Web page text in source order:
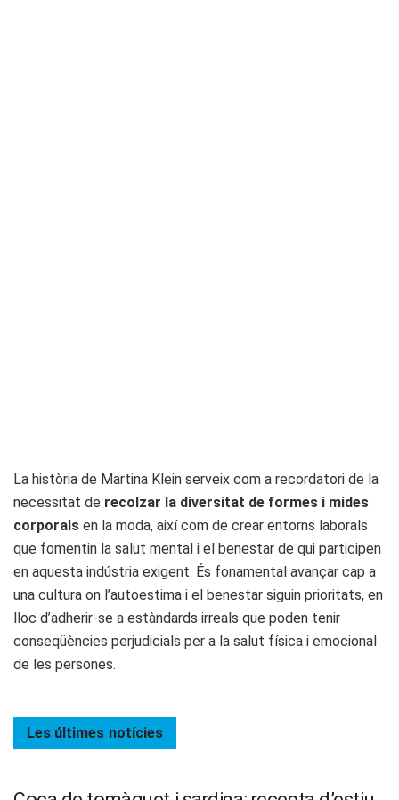
La història de Martina Klein serveix com a recordatori de la
necessitat de recolzar la diversitat de formes i mides
corporals en la moda, així com de crear entorns laborals
que fomentin la salut mental i el benestar de qui participen
en aquesta indústria exigent. És fonamental avançar cap a
una cultura on l’autoestima i el benestar siguin prioritats, en
lloc d’adherir-se a estàndards irreals que poden tenir
conseqüències perjudicials per a la salut física i emocional
de les persones.
Les últimes notícies